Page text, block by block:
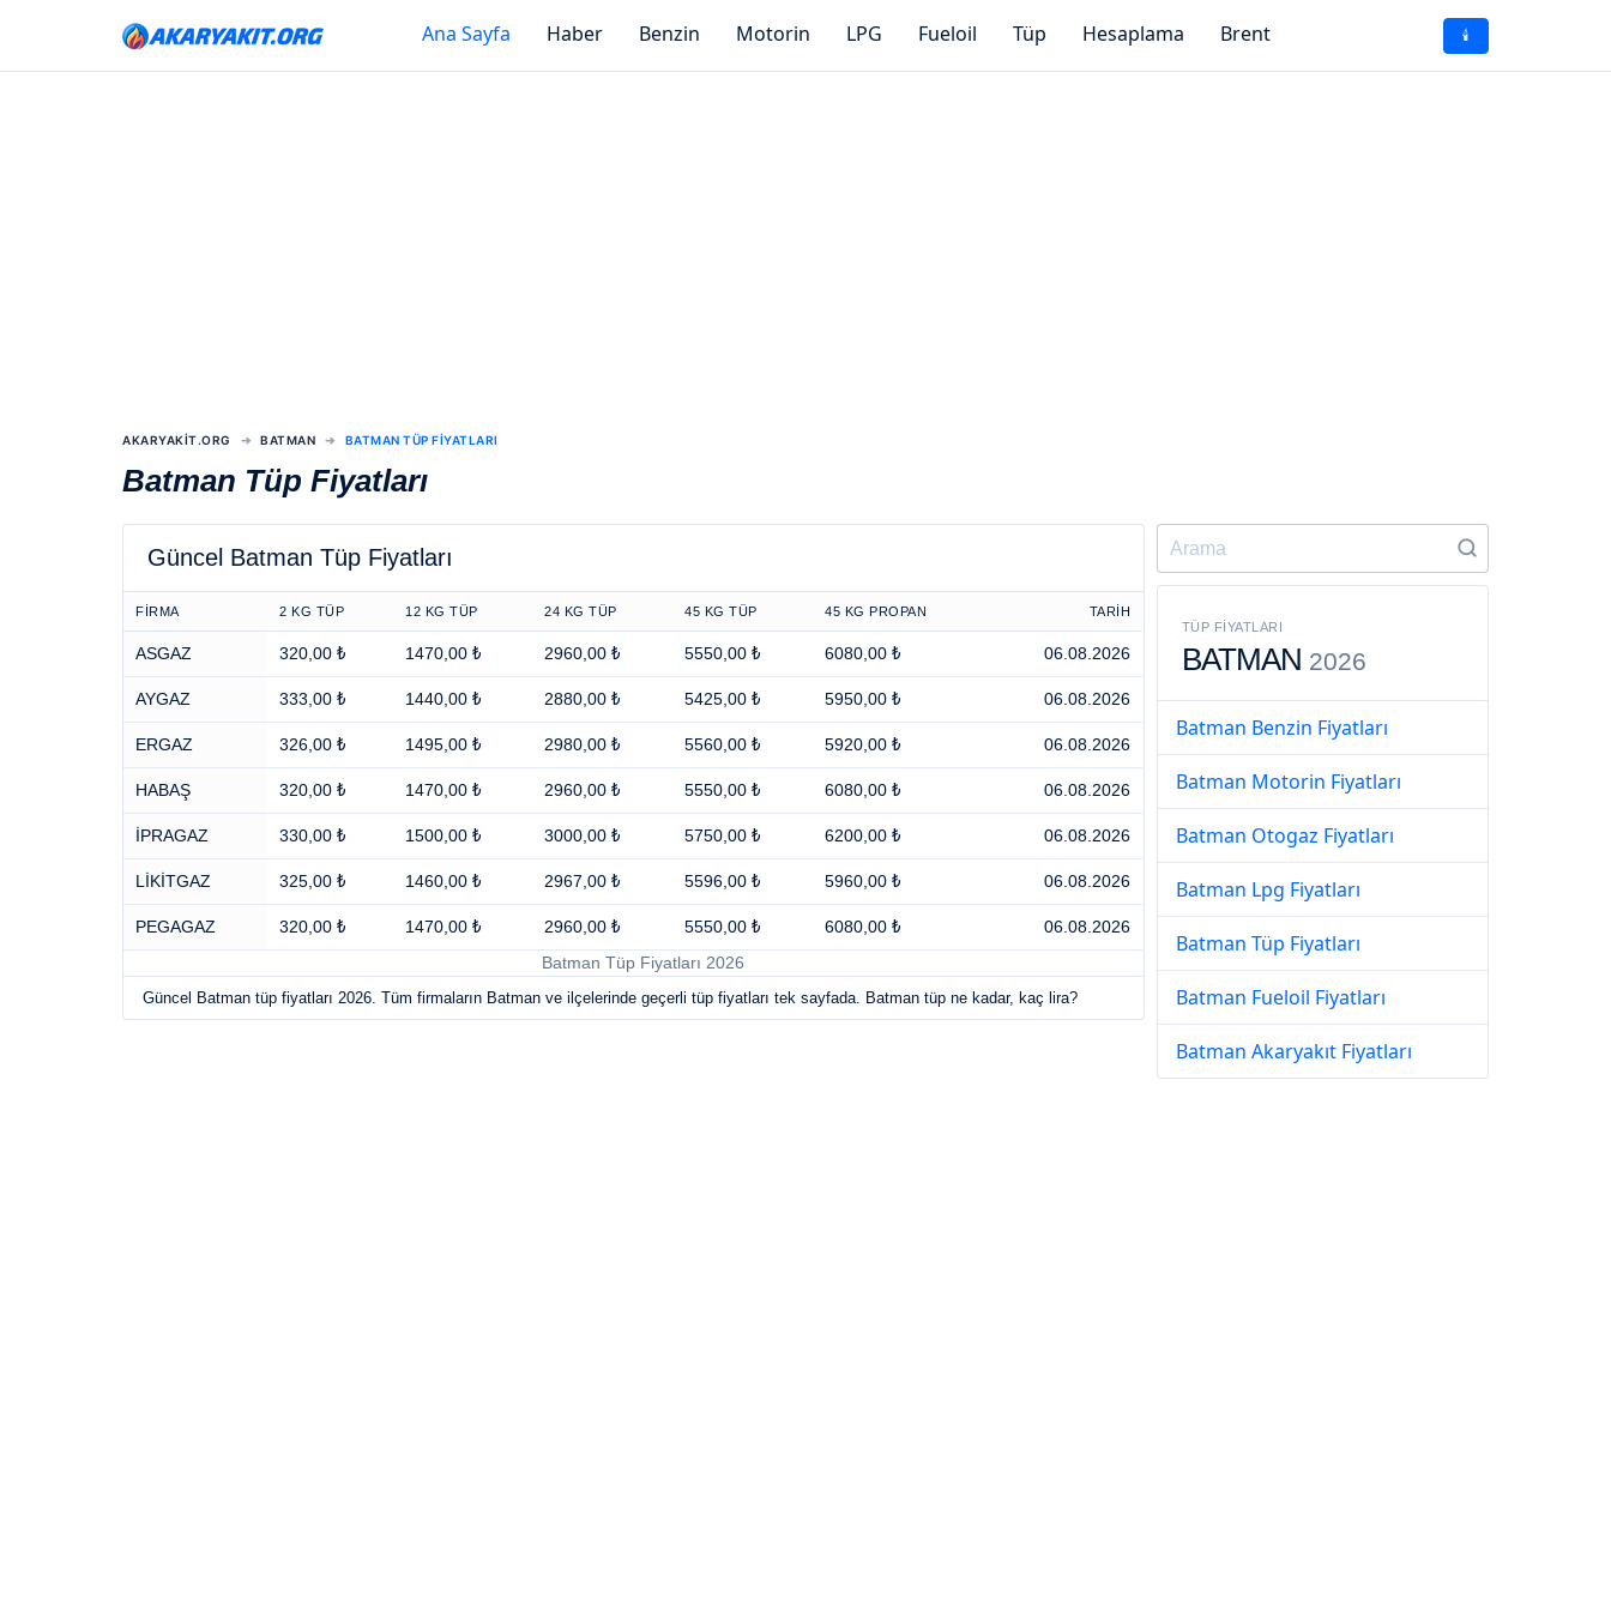
Ana Sayfa Haber Benzin Motorin LPG Fueloil Tüp Hesaplama Brent 🕯️
AKARYAKIT.ORG BATMAN BATMAN TÜP FIYATLARI
Batman Tüp Fiyatları
Güncel Batman Tüp Fiyatları
FİRMA 2 KG TÜP 12 KG TÜP 24 KG TÜP 45 KG TÜP 45 KG PROPAN TARİH
ASGAZ 320,00 ₺ 1470,00 ₺ 2960,00 ₺ 5550,00 ₺ 6080,00 ₺ 06.08.2026
AYGAZ 333,00 ₺ 1440,00 ₺ 2880,00 ₺ 5425,00 ₺ 5950,00 ₺ 06.08.2026
ERGAZ 326,00 ₺ 1495,00 ₺ 2980,00 ₺ 5560,00 ₺ 5920,00 ₺ 06.08.2026
HABAŞ 320,00 ₺ 1470,00 ₺ 2960,00 ₺ 5550,00 ₺ 6080,00 ₺ 06.08.2026
İPRAGAZ 330,00 ₺ 1500,00 ₺ 3000,00 ₺ 5750,00 ₺ 6200,00 ₺ 06.08.2026
LİKİTGAZ 325,00 ₺ 1460,00 ₺ 2967,00 ₺ 5596,00 ₺ 5960,00 ₺ 06.08.2026
PEGAGAZ 320,00 ₺ 1470,00 ₺ 2960,00 ₺ 5550,00 ₺ 6080,00 ₺
06.08.2026
Batman Tüp Fiyatları 2026
Güncel Batman tüp fiyatları 2026. Tüm firmaların Batman ve ilçelerinde geçerli tüp fiyatları tek sayfada. Batman tüp ne kadar, kaç lira?
TÜP FIYATLARI
BATMAN 2026
Batman Benzin Fiyatları
Batman Motorin Fiyatları
Batman Otogaz Fiyatları
Batman Lpg Fiyatları
Batman Tüp Fiyatları
Batman Fueloil Fiyatları
Batman Akaryakıt Fiyatları